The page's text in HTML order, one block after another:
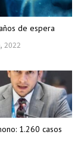
de espera
2022
1.260 casos